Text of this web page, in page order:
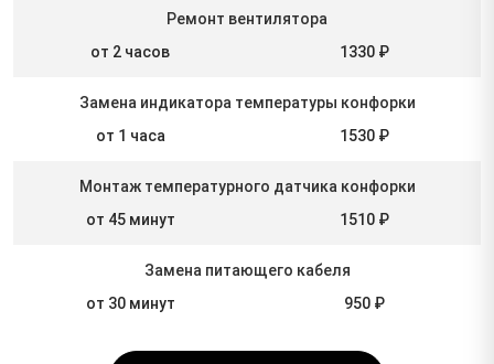
Ремонт вентилятора
от 2 часов
1330 ₽
Замена индикатора температуры конфорки
от 1 часа
1530 ₽
Монтаж температурного датчика конфорки
от 45 минут
1510 ₽
Замена питающего кабеля
от 30 минут
950 ₽